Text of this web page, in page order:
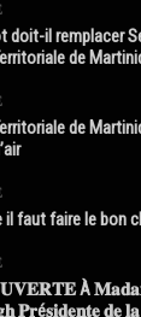
doit-il remplacer
de
de
il faut faire le bon
À
𝐏𝐫é𝐬𝐢𝐝𝐞𝐧𝐭𝐞 𝐝𝐞